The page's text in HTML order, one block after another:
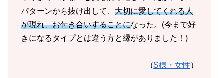
パターンから抜け出して、 大切に愛してくれる人
が現れ、お付き合いすることになった。(今まで好
きになるタイプとは違う方と縁がありました！)
（S様・女性）